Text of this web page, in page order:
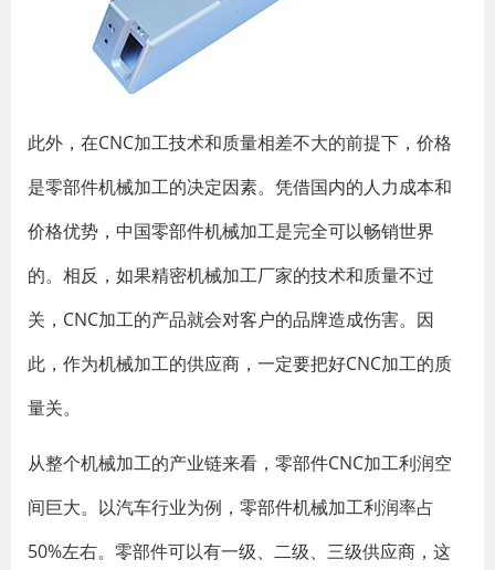
此外，在CNC加工技术和质量相差不大的前提下，价格
是零部件机械加工的决定因素。凭借国内的人力成本和
价格优势，中国零部件机械加工是完全可以畅销世界
的。相反，如果精密机械加工厂家的技术和质量不过
关，CNC加工的产品就会对客户的品牌造成伤害。因
此，作为机械加工的供应商，一定要把好CNC加工的质
量关。
从整个机械加工的产业链来看，零部件CNC加工利润空
间巨大。以汽车行业为例，零部件机械加工利润率占
50%左右。零部件可以有一级、二级、三级供应商，这